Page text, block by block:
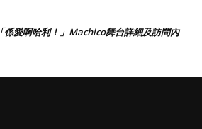
「係愛啊哈利！」Machico舞台詳細及訪問內